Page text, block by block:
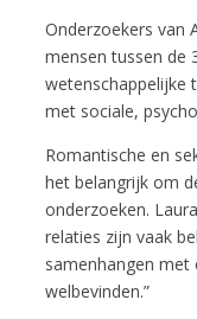
Onderzoekers van
mensen tussen de
wetenschappelijke
met sociale,
Romantische en
het belangrijk om
onderzoeken.
relaties zijn vaak
samenhangen met
welbevinden.”